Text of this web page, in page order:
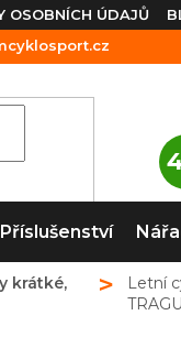
OSOBNÍCH ÚDAJŮ
Příslušenství
krátké,
Letní